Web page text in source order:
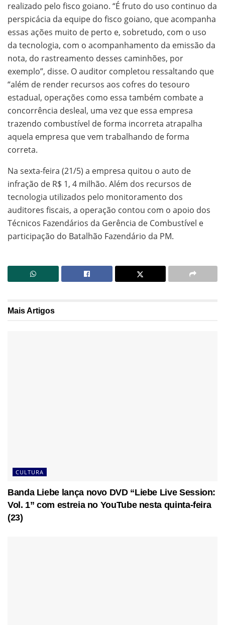
realizado pelo fisco goiano. “É fruto do uso continuo da
perspicácia da equipe do fisco goiano, que acompanha
essas ações muito de perto e, sobretudo, com o uso
da tecnologia, com o acompanhamento da emissão da
nota, do rastreamento desses caminhões, por
exemplo”, disse. O auditor completou ressaltando que
“além de render recursos aos cofres do tesouro
estadual, operações como essa também combate a
concorrência desleal, uma vez que essa empresa
trazendo combustível de forma incorreta atrapalha
aquela empresa que vem trabalhando de forma
correta.
Na sexta-feira (21/5) a empresa quitou o auto de
infração de R$ 1, 4 milhão. Além dos recursos de
tecnologia utilizados pelo monitoramento dos
auditores fiscais, a operação contou com o apoio dos
Técnicos Fazendários da Gerência de Combustível e
participação do Batalhão Fazendário da PM.
MaisArtigos
CULTURA
Banda Liebe lança novo DVD “Liebe Live Session:
Vol. 1” com estreia no YouTube nesta quinta-feira
(23)